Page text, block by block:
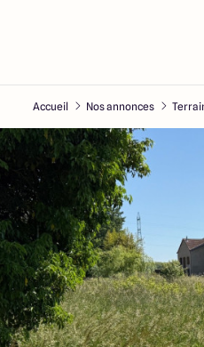
Accueil Nos annonces